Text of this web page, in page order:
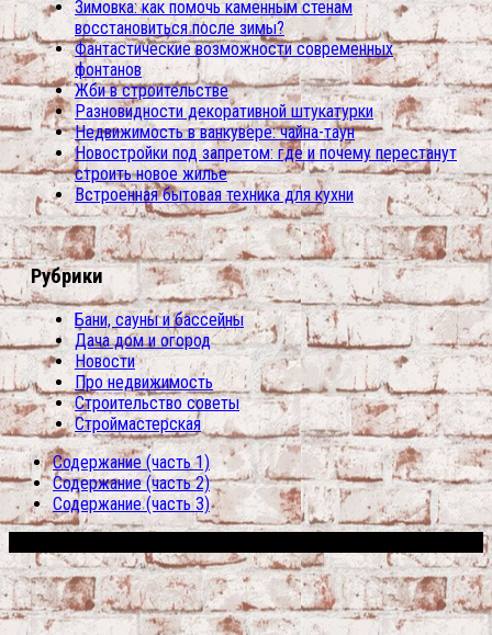
Зимовка: как помочь каменным стенам
восстановиться после зимы?
Фантастические возможности современных
фонтанов
Жби в строительстве
Разновидности декоративной штукатурки
Недвижимость в ванкувере: чайна-таун
Новостройки под запретом: где и почему перестанут
строить новое жилье
Встроенная бытовая техника для кухни
Рубрики
Бани, сауны и бассейны
Дача дом и огород
Новости
Про недвижимость
Строительство советы
Строймастерская
Содержание (часть 1)
Содержание (часть 2)
Содержание (часть 3)